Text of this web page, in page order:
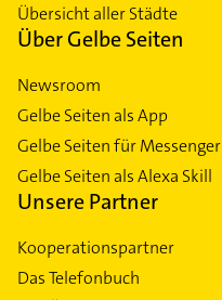
Übersicht aller Städte
Über Gelbe Seiten
Newsroom
Gelbe Seiten als App
Gelbe Seiten für Messenger
Gelbe Seiten als Alexa Skill
Unsere Partner
Kooperationspartner
Das Telefonbuch